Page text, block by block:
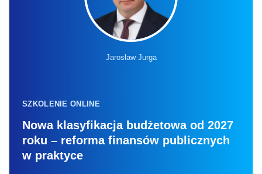
Jarosław Jurga
SZKOLENIE ONLINE
Nowa klasyfikacja budżetowa od 2027
roku – reforma finansów publicznych
w praktyce